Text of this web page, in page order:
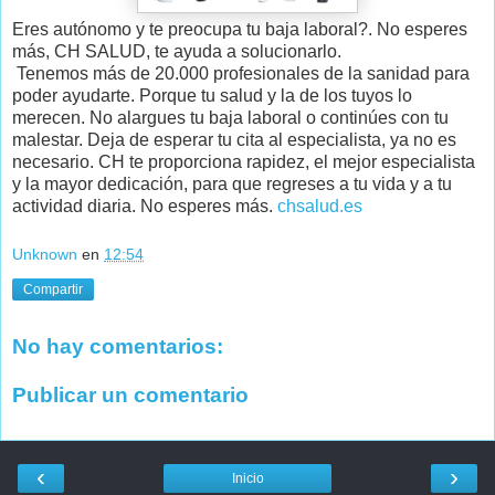
Eres autónomo y te preocupa tu baja laboral?. No esperes
más, CH SALUD, te ayuda a solucionarlo.
Tenemos más de 20.000 profesionales de la sanidad para
poder ayudarte. Porque tu salud y la de los tuyos lo
merecen. No alargues tu baja laboral o continúes con tu
malestar. Deja de esperar tu cita al especialista, ya no es
necesario. CH te proporciona rapidez, el mejor especialista
y la mayor dedicación, para que regreses a tu vida y a tu
actividad diaria. No esperes más. chsalud.es
Unknown en 12:54
Compartir
No hay comentarios:
Publicar un comentario
‹ ›
Inicio